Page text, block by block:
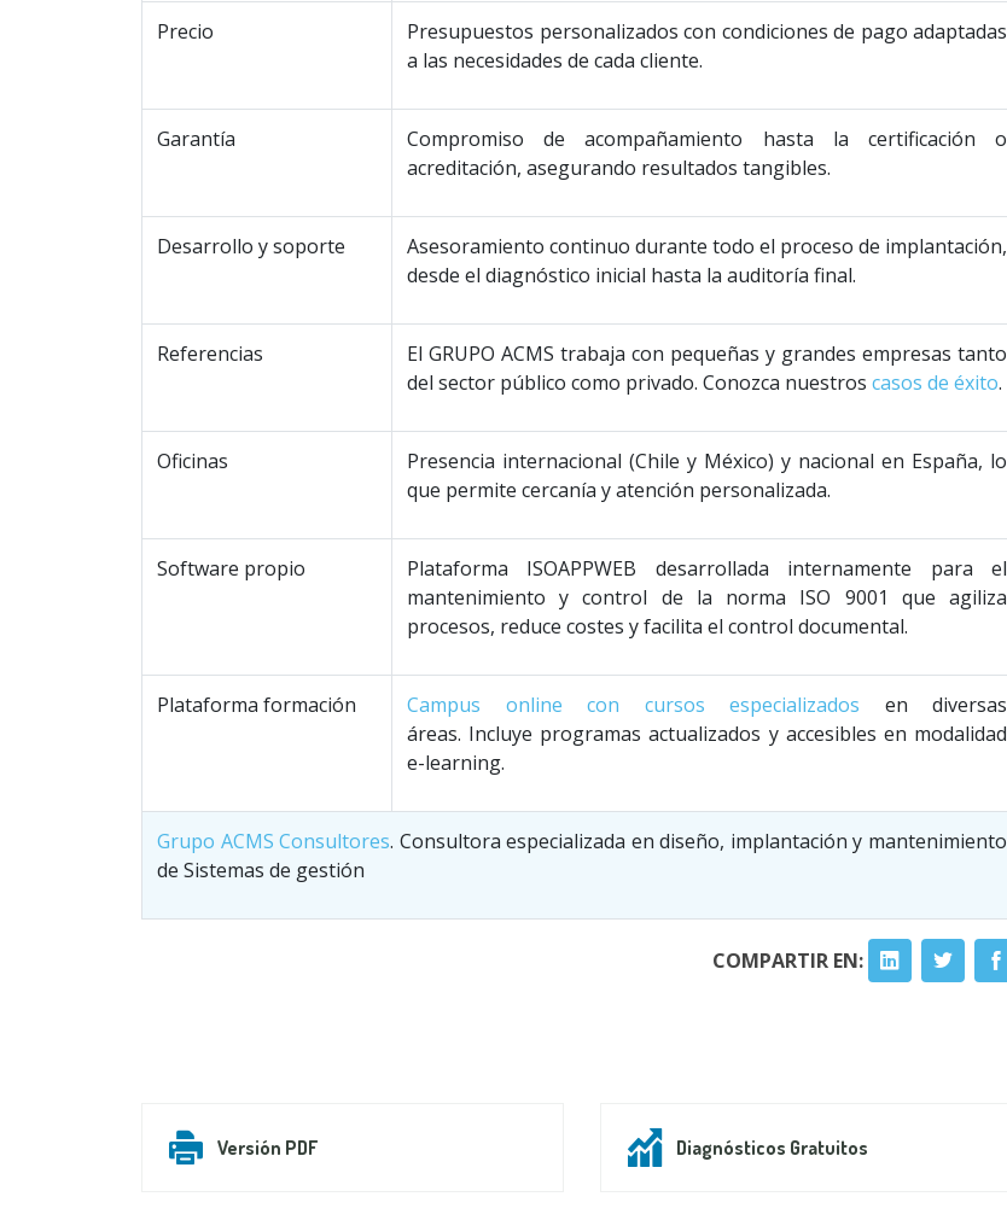
Precio
Presupuestos personalizados con condiciones de pago adaptadas
a las necesidades de cada cliente.
Garantía
Compromiso de acompañamiento hasta la certificación o
acreditación, asegurando resultados tangibles.
Desarrollo y soporte
Asesoramiento continuo durante todo el proceso de implantación,
desde el diagnóstico inicial hasta la auditoría final.
Referencias
El GRUPO ACMS trabaja con pequeñas y grandes empresas tanto
del sector público como privado. Conozca nuestros casos de éxito.
Oficinas
Presencia internacional (Chile y México) y nacional en España, lo
que permite cercanía y atención personalizada.
Software propio
Plataforma ISOAPPWEB desarrollada internamente para el
mantenimiento y control de la norma ISO 9001 que agiliza
procesos, reduce costes y facilita el control documental.
Plataforma formación Campus online con cursos especializados en diversas
áreas. Incluye programas actualizados y accesibles en modalidad
e-learning.
Grupo ACMS Consultores. Consultora especializada en diseño, implantación y mantenimiento
de Sistemas de gestión
COMPARTIR EN:
Versión PDF Diagnósticos Gratuitos